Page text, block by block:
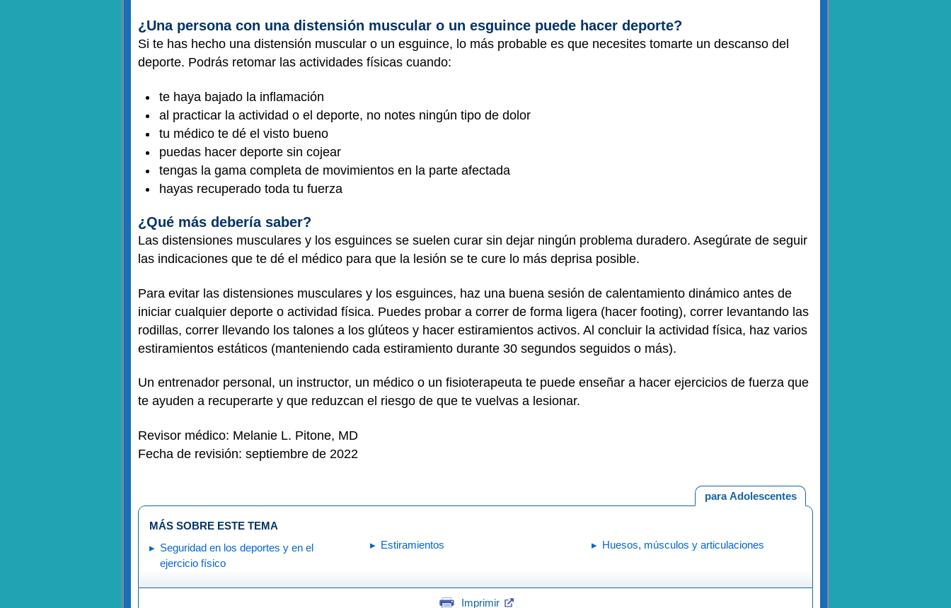
¿Una persona con una distensión muscular o un esguince puede hacer deporte?
Si te has hecho una distensión muscular o un esguince, lo más probable es que necesites tomarte un descanso del
deporte. Podrás retomar las actividades físicas cuando:
te haya bajado la inflamación
al practicar la actividad o el deporte, no notes ningún tipo de dolor
tu médico te dé el visto bueno
puedas hacer deporte sin cojear
tengas la gama completa de movimientos en la parte afectada
hayas recuperado toda tu fuerza
¿Qué más debería saber?
Las distensiones musculares y los esguinces se suelen curar sin dejar ningún problema duradero. Asegúrate de seguir
las indicaciones que te dé el médico para que la lesión se te cure lo más deprisa posible.
Para evitar las distensiones musculares y los esguinces, haz una buena sesión de calentamiento dinámico antes de
iniciar cualquier deporte o actividad física. Puedes probar a correr de forma ligera (hacer footing), correr levantando las
rodillas, correr llevando los talones a los glúteos y hacer estiramientos activos. Al concluir la actividad física, haz varios
estiramientos estáticos (manteniendo cada estiramiento durante 30 segundos seguidos o más).
Un entrenador personal, un instructor, un médico o un fisioterapeuta te puede enseñar a hacer ejercicios de fuerza que
te ayuden a recuperarte y que reduzcan el riesgo de que te vuelvas a lesionar.
Revisor médico: Melanie L. Pitone, MD
Fecha de revisión: septiembre de 2022
para Adolescentes
MÁS SOBRE ESTE TEMA
Seguridad en los deportes y en el
ejercicio físico
Estiramientos Huesos, músculos y articulaciones
Imprimir